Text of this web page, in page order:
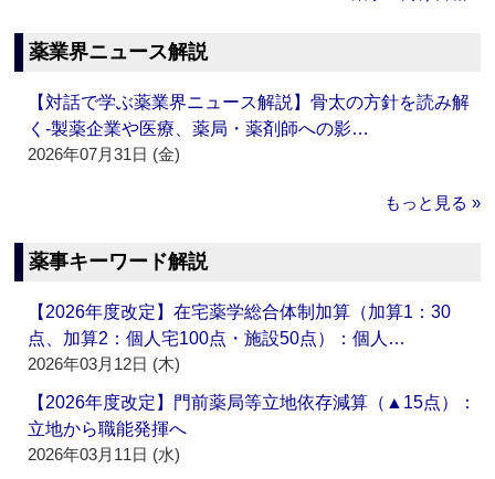
薬業界ニュース解説
【対話で学ぶ薬業界ニュース解説】骨太の方針を読み解
く‐製薬企業や医療、薬局・薬剤師への影…
2026年07月31日 (金)
もっと見る »
薬事キーワード解説
【2026年度改定】在宅薬学総合体制加算（加算1：30
点、加算2：個人宅100点・施設50点）：個人…
2026年03月12日 (木)
【2026年度改定】門前薬局等立地依存減算（▲15点）：
立地から職能発揮へ
2026年03月11日 (水)